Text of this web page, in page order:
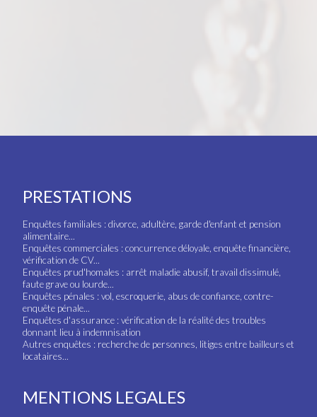
PRESTATIONS
Enquêtes familiales : divorce, adultère, garde d'enfant et pension
alimentaire...
Enquêtes commerciales : concurrence déloyale, enquête financière,
vérification de CV...
Enquêtes prud'homales : arrêt maladie abusif, travail dissimulé,
faute grave ou lourde...
Enquêtes pénales : vol, escroquerie, abus de confiance, contre-
enquête pénale...
Enquêtes d'assurance : vérification de la réalité des troubles
donnant lieu à indemnisation
Autres enquêtes : recherche de personnes, litiges entre bailleurs et
locataires...
MENTIONS LEGALES